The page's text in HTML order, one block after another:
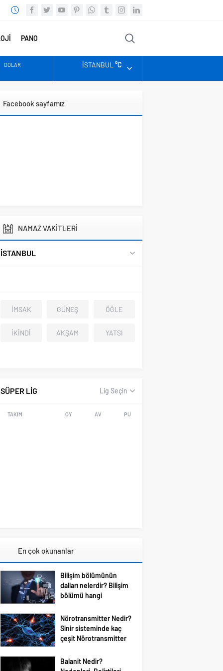
PANO
DOLAR
ALTIN
İSTANBUL °C
Facebook sayfamız
NAMAZ VAKİTLERİ
İSTANBUL
İMSAK GÜNEŞ ÖĞLE
İKİNDİ AKŞAM YATSI
Lig Seçin
SÜPER LİG
TAKIM OY AV PU
En çok okunanlar
Bilişim bölümünün
dalları nelerdir? Bilişim
bölümü hangi
Bilişim; bundan böyle
özellikle gençlerin en çok
ilgilendiği ve merak
girmiştir. Bizim de
tavsiyemiz kesinlikle bu
Nörotransmitter Nedir?
Sinir sisteminde kaç
çeşit Nörotransmitter
Bilim dünyası beyindeki
Balanit Nedir?